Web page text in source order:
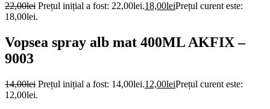
22,00lei Prețul inițial a fost: 22,00lei.18,00leiPrețul curent este:
18,00lei.
Vopsea spray alb mat 400ML AKFIX –
9003
14,00lei Prețul inițial a fost: 14,00lei.12,00leiPrețul curent este:
12,00lei.